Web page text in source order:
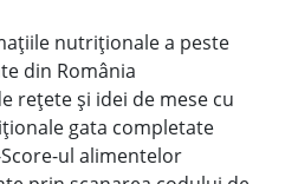
nutriționale a peste
din România
rețete și idei de mese cu
gata completate
ul alimentelor